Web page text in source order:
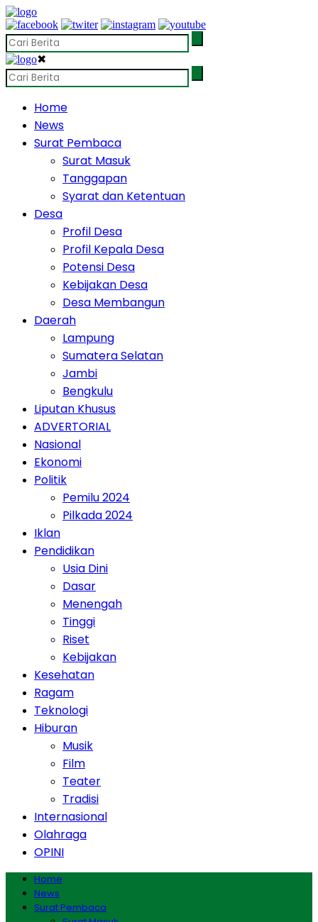
✖
Home
News
Surat Pembaca
Surat Masuk
Tanggapan
Syarat dan Ketentuan
Desa
Profil Desa
Profil Kepala Desa
Potensi Desa
Kebijakan Desa
Desa Membangun
Daerah
Lampung
Sumatera Selatan
Jambi
Bengkulu
Liputan Khusus
ADVERTORIAL
Nasional
Ekonomi
Politik
Pemilu 2024
Pilkada 2024
Iklan
Pendidikan
Usia Dini
Dasar
Menengah
Tinggi
Riset
Kebijakan
Kesehatan
Ragam
Teknologi
Hiburan
Musik
Film
Teater
Tradisi
Internasional
Olahraga
OPINI
Home
News
Surat Pembaca